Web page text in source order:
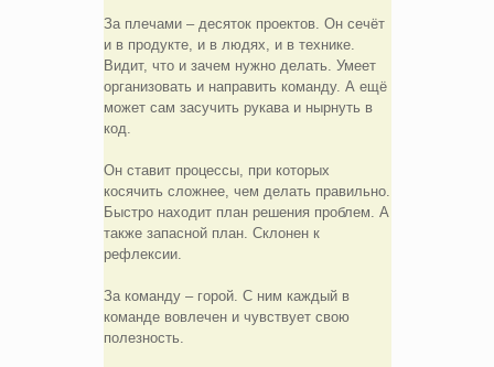
За плечами – десяток проектов. Он сечёт
и в продукте, и в людях, и в технике.
Видит, что и зачем нужно делать. Умеет
организовать и направить команду. А ещё
может сам засучить рукава и нырнуть в
код.
Он ставит процессы, при которых
косячить сложнее, чем делать правильно.
Быстро находит план решения проблем. А
также запасной план. Склонен к
рефлексии.
За команду – горой. С ним каждый в
команде вовлечен и чувствует свою
полезность.